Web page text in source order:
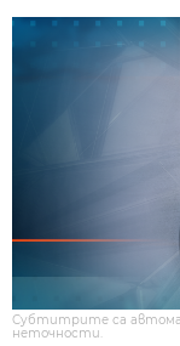
Субтитрите са
неточности.